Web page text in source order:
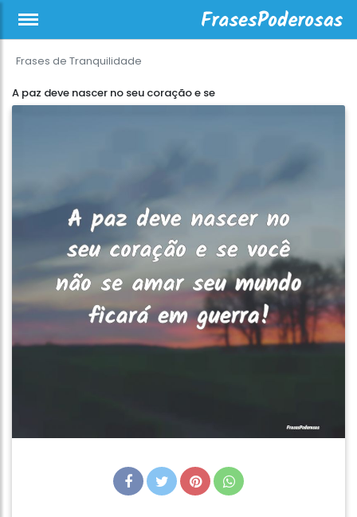
Frases de Tranquilidade
A paz deve nascer no seu coração e se